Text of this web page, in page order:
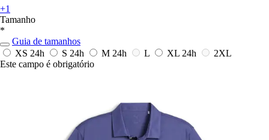
+1
Tamanho
*
Guia de tamanhos
XS 24h S 24h M 24h L XL 24h
2XL
Este campo é obrigatório